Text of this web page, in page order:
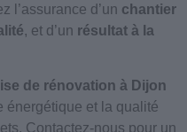
l’assurance d’un chantier
, et d’un résultat à la
de rénovation à Dijon
énergétique et la qualité
Contactez-nous pour un